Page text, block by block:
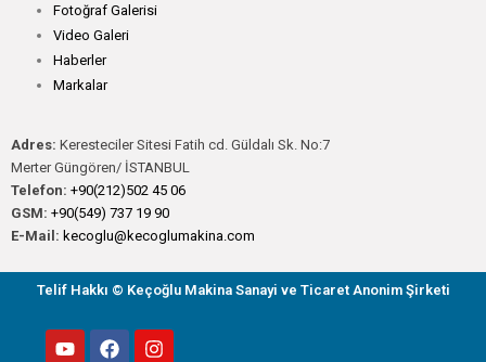
Fotoğraf Galerisi
Video Galeri
Haberler
Markalar
Adres: Keresteciler Sitesi Fatih cd. Güldalı Sk. No:7
Merter Güngören/ İSTANBUL
Telefon: +90(212)502 45 06
GSM: +90(549) 737 19 90
E-Mail: kecoglu@kecoglumakina.com
Telif Hakkı © Keçoğlu Makina Sanayi ve Ticaret Anonim Şirketi